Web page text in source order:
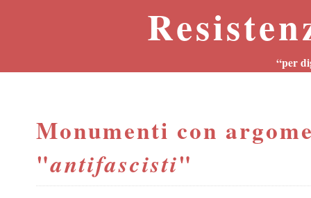
“per
Monumenti con
"antifascisti"